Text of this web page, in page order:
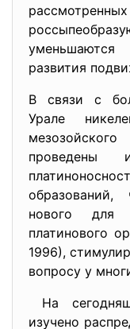
развития
В связи с
Урале
проведены
нового для
платинового
1996),
вопросу у
На
изучено